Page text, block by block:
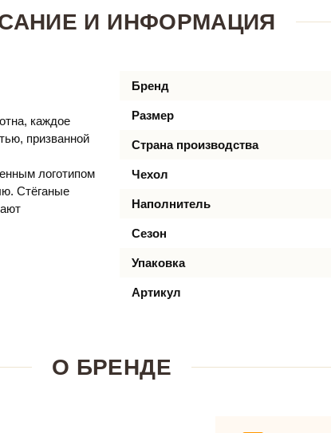
И ИНФОРМАЦИЯ
каждое
призванной
логотипом
Стёганые
Бренд
Размер
Страна производства
Чехол
Наполнитель
Сезон
Упаковка
Артикул
О БРЕНДЕ